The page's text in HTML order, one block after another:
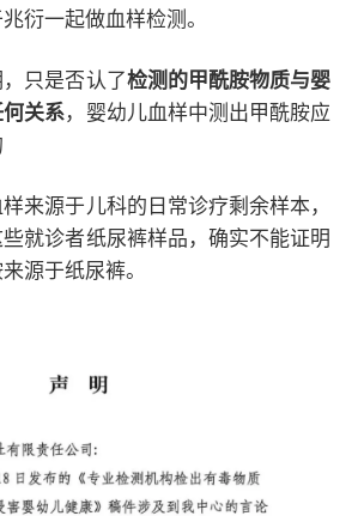
衍一起做血样检测。
只是否认了检测的甲酰胺物质与婴
关系，婴幼儿血样中测出甲酰胺应
来源于儿科的日常诊疗剩余样本，
就诊者纸尿裤样品，确实不能证明
源于纸尿裤。